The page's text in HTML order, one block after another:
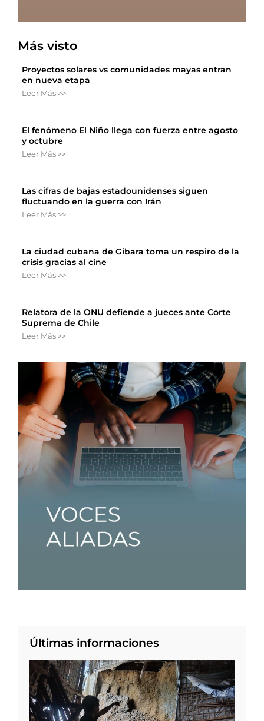
Más visto
Proyectos solares vs comunidades mayas entran
en nueva etapa
Leer Más >>
El fenómeno El Niño llega con fuerza entre agosto
y octubre
Leer Más >>
Las cifras de bajas estadounidenses siguen
fluctuando en la guerra con Irán
Leer Más >>
La ciudad cubana de Gibara toma un respiro de la
crisis gracias al cine
Leer Más >>
Relatora de la ONU defiende a jueces ante Corte
Suprema de Chile
Leer Más >>
Últimas informaciones